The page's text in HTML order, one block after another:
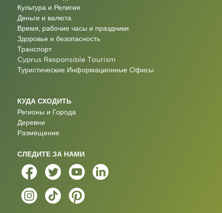
Культура и Религия
Деньги и валюта
Время, рабочие часы и праздники
Здоровье и безопасность
Транспорт
Cyprus Responsible Tourism
Туристические Информационные Oфисы
КУДА СХОДИТЬ
Регионы и Города
Деревни
Размещение
СЛЕДИТЕ ЗА НАМИ